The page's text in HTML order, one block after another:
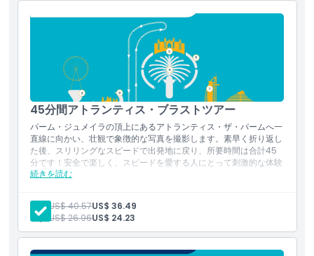
注意事項
場所
キャンセルポリシー
45分間アトランティス・ブラストツアー
パーム・ジュメイラの頂上にあるアトランティス・ザ・パームへ一
直線に向かい、壮観で象徴的な写真を撮影します。素早く折り返し
た後、スリリングなスピードで出発地に戻り、所要時間は合計45
分です！安全で楽しく、スピードを愛する人にとって刺激的な体験
です。
続きを読む
45分のスピードボートアドベンチャー
アトランティス・ザ・パームまでの高速ライド
アトランティス・ザ・パームでの象徴的な写真撮影の機会
素早い折り返しとスリリングなスピードでの復路
スピード好きには安全で楽しく刺激的な体験
大人: US$ 40.57US$ 36.49
子供:
US$ 26.96US$ 24.23